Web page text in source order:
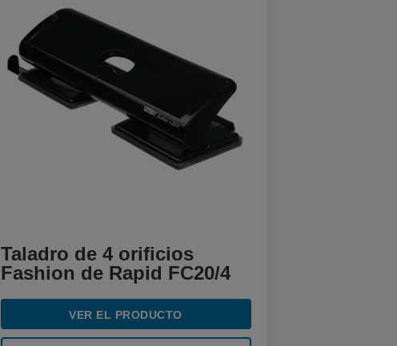
Taladro de 4 orificios
Fashion de Rapid FC20/4
VER EL PRODUCTO